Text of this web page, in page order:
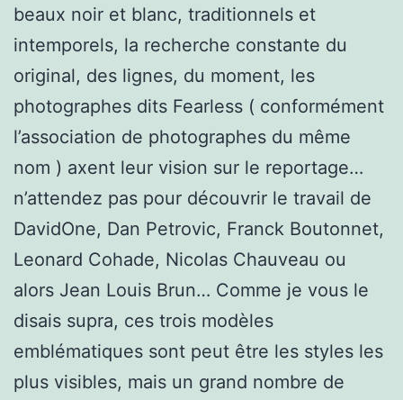
beaux noir et blanc, traditionnels et
intemporels, la recherche constante du
original, des lignes, du moment, les
photographes dits Fearless ( conformément
l’association de photographes du même
nom ) axent leur vision sur le reportage…
n’attendez pas pour découvrir le travail de
DavidOne, Dan Petrovic, Franck Boutonnet,
Leonard Cohade, Nicolas Chauveau ou
alors Jean Louis Brun… Comme je vous le
disais supra, ces trois modèles
emblématiques sont peut être les styles les
plus visibles, mais un grand nombre de